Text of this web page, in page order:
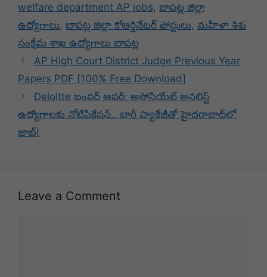
welfare department AP jobs, బాపట్ల జిల్లా
ఉద్యోగాలు, బాపట్ల జిల్లా కోఆర్డినేటర్ పోస్టులు, మహిళా శిశు
సంక్షేమ శాఖ ఉద్యోగాలు బాపట్ల
AP High Court District Judge Previous Year
Papers PDF [100% Free Download]
Deloitte బంపర్ ఆఫర్: అసోసియేట్ అనలిస్ట్
ఉద్యోగాలకు నోటిఫికేషన్.. భారీ ప్యాకేజీతో హైదరాబాద్‌లో
జాబ్!
Leave a Comment